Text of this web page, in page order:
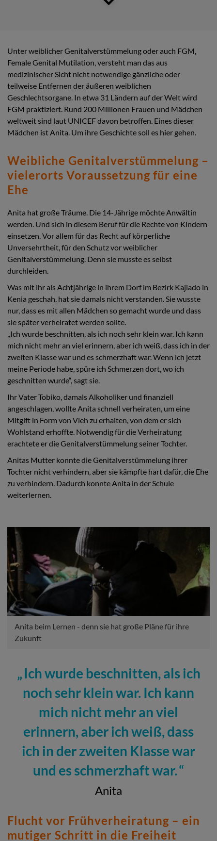
Unter weiblicher Genitalverstümmelung oder auch FGM,
Female Genital Mutilation, versteht man das aus
medizinischer Sicht nicht notwendige gänzliche oder
teilweise Entfernen der äußeren weiblichen
Geschlechtsorgane. In etwa 31 Ländern auf der Welt wird
FGM praktiziert. Rund 200 Millionen Frauen und Mädchen
weltweit sind laut UNICEF davon betroffen. Eines dieser
Mädchen ist Anita. Um ihre Geschichte soll es hier gehen.
Weibliche Genitalverstümmelung –
vielerorts Voraussetzung für eine
Ehe
Anita hat große Träume. Die 14-Jährige möchte Anwältin
werden. Und sich in diesem Beruf für die Rechte von Kindern
einsetzen. Vor allem für das Recht auf körperliche
Unversehrtheit, für den Schutz vor weiblicher
Genitalverstümmelung. Denn sie musste es selbst
durchleiden.
Was mit ihr als Achtjährige in ihrem Dorf im Bezirk Kajiado in
Kenia geschah, hat sie damals nicht verstanden. Sie wusste
nur, dass es mit allen Mädchen so gemacht wurde und dass
sie später verheiratet werden sollte.
„Ich wurde beschnitten, als ich noch sehr klein war. Ich kann
mich nicht mehr an viel erinnern, aber ich weiß, dass ich in der
zweiten Klasse war und es schmerzhaft war. Wenn ich jetzt
meine Periode habe, spüre ich Schmerzen dort, wo ich
geschnitten wurde“, sagt sie.
Ihr Vater Tobiko, damals Alkoholiker und finanziell
angeschlagen, wollte Anita schnell verheiraten, um eine
Mitgift in Form von Vieh zu erhalten, von dem er sich
Wohlstand erhoffte. Notwendig für die Verheiratung
erachtete er die Genitalverstümmelung seiner Tochter.
Anitas Mutter konnte die Genitalverstümmelung ihrer
Tochter nicht verhindern, aber sie kämpfte hart dafür, die Ehe
zu verhindern. Dadurch konnte Anita in der Schule
weiterlernen.
Anita beim Lernen - denn sie hat große Pläne für ihre
Zukunft
Ich wurde beschnitten, als ich
noch sehr klein war. Ich kann
mich nicht mehr an viel
erinnern, aber ich weiß, dass
ich in der zweiten Klasse war
und es schmerzhaft war.
Anita
Flucht vor Frühverheiratung – ein
mutiger Schritt in die Freiheit